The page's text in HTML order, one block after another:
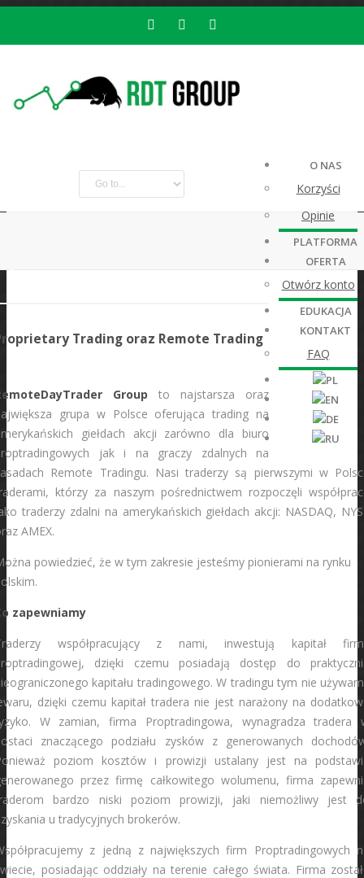
O NAS
Korzyści
Opinie
PLATFORMA
OFERTA
Otwórz konto
EDUKACJA
KONTAKT
FAQ
Trading oraz Remote Trading
Group to najstarsza oraz
grupa w Polsce oferująca trading na
giełdach akcji zarówno dla biuro
jak i na graczy zdalnych na
Remote Tradingu. Nasi traderzy są pierwszymi w
którzy za naszym pośrednictwem rozpoczęli
traderzy zdalni na amerykańskich giełdach akcji: NASDAQ,
AMEX.
powiedzieć, że w tym zakresie jesteśmy pionierami na rynku
zapewniamy
współpracujący z nami, inwestują kapitał
dzięki czemu posiadają dostęp do
kapitału tradingowego. W tradingu tym nie
dzięki czemu kapitał tradera nie jest narażony na
W zamian, firma Proptradingowa, wynagradza tradera
znaczącego podziału zysków z generowanych
poziom kosztów i prowizji ustalany jest na
przez firmę całkowitego wolumenu, firma
bardzo niski poziom prowizji, jaki niemożliwy jest
u tradycyjnych brokerów.
z jedną z największych firm Proptradingowych
posiadając oddziały na terenie całego świata. Firma